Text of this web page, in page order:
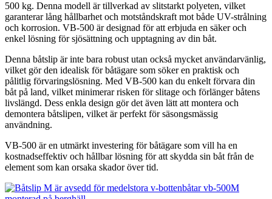
500 kg. Denna modell är tillverkad av slitstarkt polyeten, vilket
garanterar lång hållbarhet och motståndskraft mot både UV-strålning
och korrosion. VB-500 är designad för att erbjuda en säker och
enkel lösning för sjösättning och upptagning av din båt.
Denna båtslip är inte bara robust utan också mycket användarvänlig,
vilket gör den idealisk för båtägare som söker en praktisk och
pålitlig förvaringslösning. Med VB-500 kan du enkelt förvara din
båt på land, vilket minimerar risken för slitage och förlänger båtens
livslängd. Dess enkla design gör det även lätt att montera och
demontera båtslipen, vilket är perfekt för säsongsmässig
användning.
VB-500 är en utmärkt investering för båtägare som vill ha en
kostnadseffektiv och hållbar lösning för att skydda sin båt från de
element som kan orsaka skador över tid.